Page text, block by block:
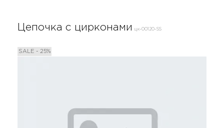
Цепочка с цирконами цк-00120-SS
SALE - 25%